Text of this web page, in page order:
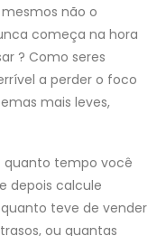
não o
começa na hora
? Como seres
a perder o foco
mais leves,
quanto tempo você
depois calcule
teve de vender
ou quantas